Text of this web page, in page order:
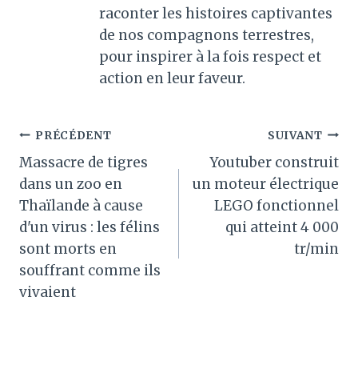
raconter les histoires captivantes
de nos compagnons terrestres,
pour inspirer à la fois respect et
action en leur faveur.
Navigation
de
l’article
PRÉCÉDENT
Massacre de tigres
dans un zoo en
Thaïlande à cause
d'un virus : les félins
sont morts en
souffrant comme ils
vivaient
SUIVANT
Youtuber construit
un moteur électrique
LEGO fonctionnel
qui atteint 4 000
tr/min